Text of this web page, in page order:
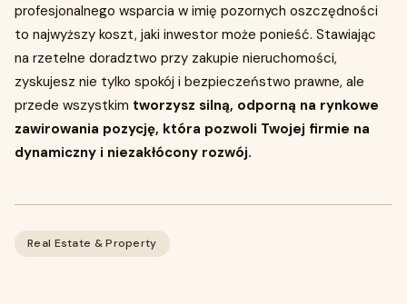
profesjonalnego wsparcia w imię pozornych oszczędności
to najwyższy koszt, jaki inwestor może ponieść. Stawiając
na rzetelne doradztwo przy zakupie nieruchomości,
zyskujesz nie tylko spokój i bezpieczeństwo prawne, ale
przede wszystkim tworzysz silną, odporną na rynkowe
zawirowania pozycję, która pozwoli Twojej firmie na
dynamiczny i niezakłócony rozwój.
Real Estate & Property